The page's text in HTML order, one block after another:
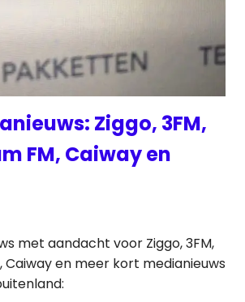
Ziggo, 3FM,
FM, Caiway en
met aandacht voor Ziggo, 3FM,
Caiway en meer kort medianieuws